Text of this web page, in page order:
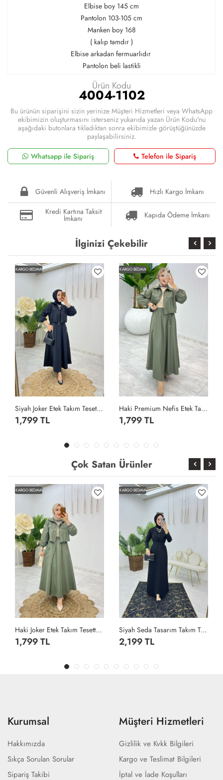
Elbise boy 145 cm
Pantolon 103-105 cm
Manken boy 168
( kalıp tamdır )
Elbise arkadan fermuarlıdır
Pantolon beli lastikli
Ürün Kodu
4004-1102
Bu ürünün siparişini sizin yerinize Müşteri Hizmetleri veya WhatsApp
ekibimizin oluşturmasını isterseniz yukarıda yazan Ürün Kodu'nu
aşağıdaki butonlara tıkladıktan sonra ekibimizle görüştüğünüzde
paylaşabilirsiniz.
Whatsapp ile Sipariş
Telefon ile Sipariş
Güvenli Alışveriş İmkanı
Hızlı Kargo İmkanı
Kredi Kartına Taksit
İmkanı Kapıda Ödeme İmkanı
İlginizi Çekebilir
KARGO BEDAVA
Siyah Joker Etek Takım Tesettür Giyim Siyah
1,799 TL
KARGO BEDAVA
Haki Premium Nefis Etek Takım Tesettür Giyim Haki
1,799 TL
Çok Satan Ürünler
KARGO BEDAVA
Haki Joker Etek Takım Tesettür Giyim Haki
1,799 TL
KARGO BEDAVA
Siyah Seda Tasarım Takım Tesettür Giyim Siyah
2,199 TL
Kurumsal
Hakkımızda
Sıkça Sorulan Sorular
Sipariş Takibi
Müşteri Hizmetleri
Gizlilik ve Kvkk Bilgileri
Kargo ve Teslimat Bilgileri
İptal ve İade Koşulları